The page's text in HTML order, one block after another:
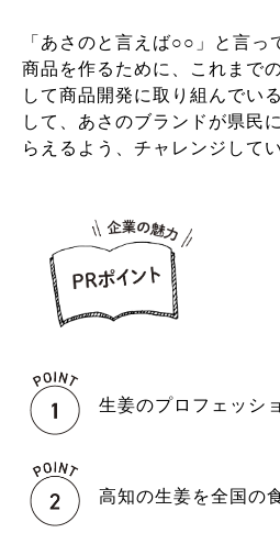
「あさのと言えば○○」と言っ
商品を作るために、これまで
して商品開発に取り組んでい
して、あさのブランドが県民
らえるよう、チャレンジして
生姜のプロフェッシ
高知の生姜を全国の